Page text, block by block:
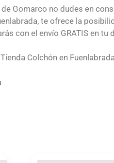
de Gomarco no dudes en
te ofrece la
con el envío GRATIS en tu
Colchón en